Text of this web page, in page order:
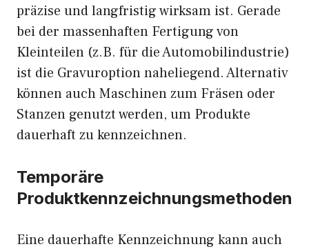
präzise und langfristig wirksam ist. Gerade
bei der massenhaften Fertigung von
Kleinteilen (z.B. für die Automobilindustrie)
ist die Gravuroption naheliegend. Alternativ
können auch Maschinen zum Fräsen oder
Stanzen genutzt werden, um Produkte
dauerhaft zu kennzeichnen.
Temporäre
Produktkennzeichnungsmethoden
Eine dauerhafte Kennzeichnung kann auch